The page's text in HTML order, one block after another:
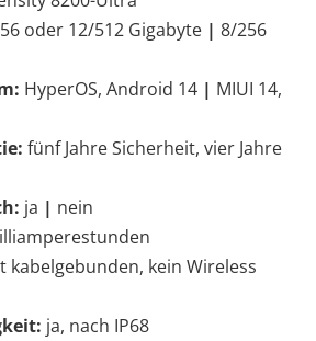
oder 12/512 Gigabyte | 8/256
HyperOS, Android 14 | MIUI 14,
fünf Jahre Sicherheit, vier Jahre
ja | nein
kabelgebunden, kein Wireless
ja, nach IP68